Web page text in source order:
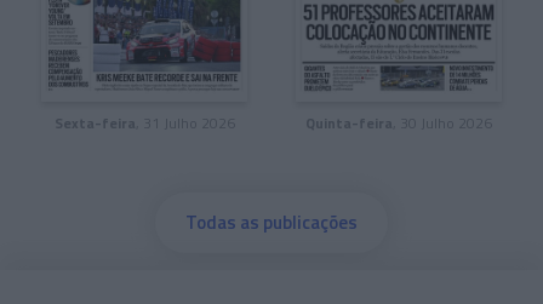
Sexta-feira , 31 Julho 2026 Quinta-feira , 30 Julho 2026
Todas as publicações